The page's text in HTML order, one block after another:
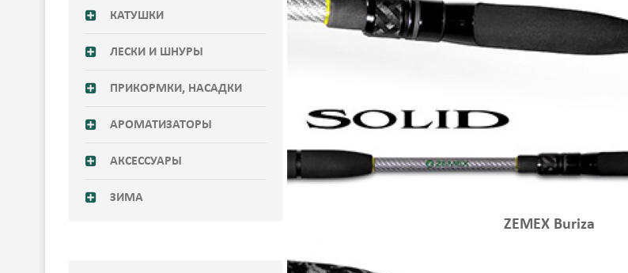
КАТУШКИ
ЛЕСКИ И ШНУРЫ
ПРИКОРМКИ, НАСАДКИ
АРОМАТИЗАТОРЫ
АКСЕССУАРЫ
ЗИМА
ZEMEX Buriza